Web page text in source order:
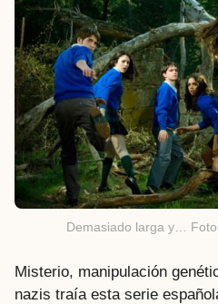
Demasiado larga y… Foto
Misterio, manipulación
nazis traía esta serie